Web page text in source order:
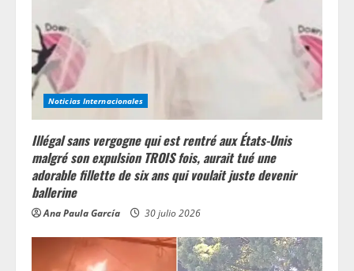
Noticias Internacionales
Illégal sans vergogne qui est rentré aux États-Unis
malgré son expulsion TROIS fois, aurait tué une
adorable fillette de six ans qui voulait juste devenir
ballerine
Ana Paula García 30 julio 2026